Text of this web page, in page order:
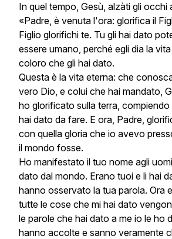
In quel tempo, Gesù, alzàti gli occhi
«Padre, è venuta l'ora: glorifica il
Figlio glorifichi te. Tu gli hai dato
essere umano, perché egli dia la
coloro che gli hai dato.
Questa è la vita eterna: che
vero Dio, e colui che hai mandato,
ho glorificato sulla terra,
hai dato da fare. E ora, Padre,
con quella gloria che io avevo
il mondo fosse.
Ho manifestato il tuo nome agli
dato dal mondo. Erano tuoi e li hai
hanno osservato la tua parola. Ora
tutte le cose che mi hai dato
le parole che hai dato a me io le ho
hanno accolte e sanno veramente